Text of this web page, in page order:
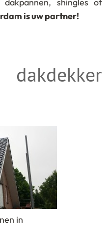
shingles of
is uw partner!
in